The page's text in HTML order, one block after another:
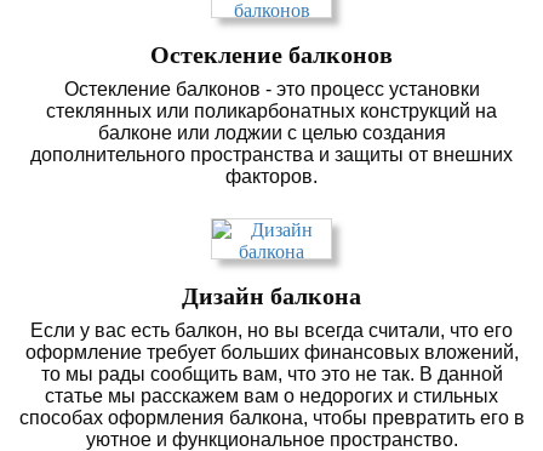
Остекление балконов
Остекление балконов - это процесс установки
стеклянных или поликарбонатных конструкций на
балконе или лоджии с целью создания
дополнительного пространства и защиты от внешних
факторов.
Дизайн балкона
Если у вас есть балкон, но вы всегда считали, что его
оформление требует больших финансовых вложений,
то мы рады сообщить вам, что это не так. В данной
статье мы расскажем вам о недорогих и стильных
способах оформления балкона, чтобы превратить его в
уютное и функциональное пространство.